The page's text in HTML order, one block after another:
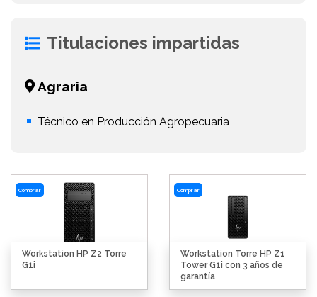
Titulaciones impartidas
Agraria
Técnico en Producción Agropecuaria
Comprar
Workstation HP Z2 Torre
G1i
Comprar
Workstation Torre HP Z1
Tower G1i con 3 años de
garantía